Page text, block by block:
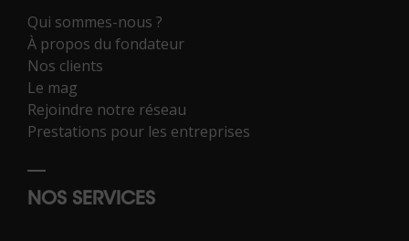
Qui sommes-nous ?
À propos du fondateur
Nos clients
Le mag
Rejoindre notre réseau
Prestations pour les entreprises
NOS SERVICES